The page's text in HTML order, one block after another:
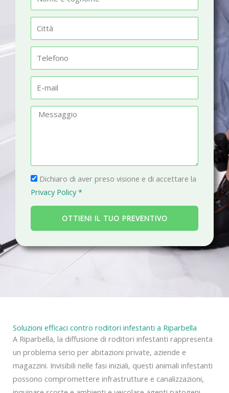
m
t
à
l
fm
a
g
g
i
P
r
i
a
c
Dichiaro di aver preso visione e di accettare la
Privacy Policy *
OTTIENI IL TUO PREVENTIVO
Soluzioni efficaci contro roditori infestanti a Riparbella
A Riparbella, la diffusione di roditori infestanti rappresenta
un problema serio per abitazioni private, aziende e
magazzini. Invisibili nelle fasi iniziali, questi animali infestanti
possono compromettere infrastrutture e canalizzazioni,